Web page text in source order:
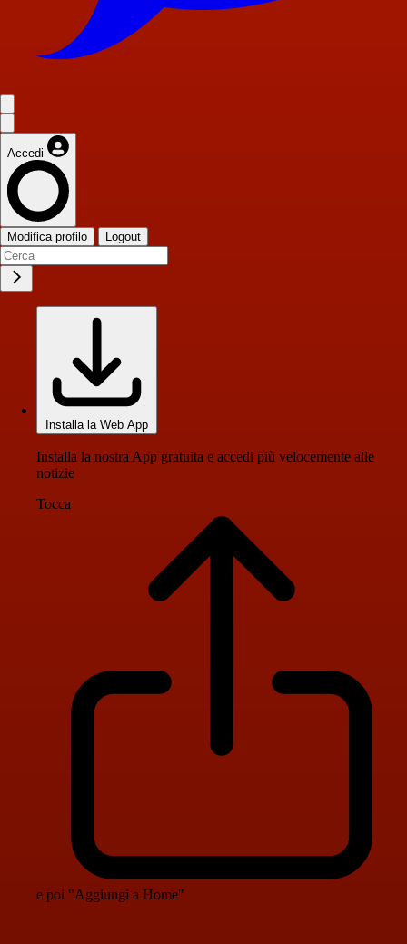
Accedi
Modifica profilo Logout
Installa la Web App
Installa la nostra App gratuita e accedi più velocemente alle
notizie
Tocca
e poi "Aggiungi a Home"